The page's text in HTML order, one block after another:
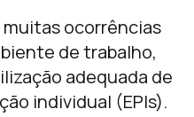
muitas ocorrências
de trabalho,
adequada de
individual (EPIs).